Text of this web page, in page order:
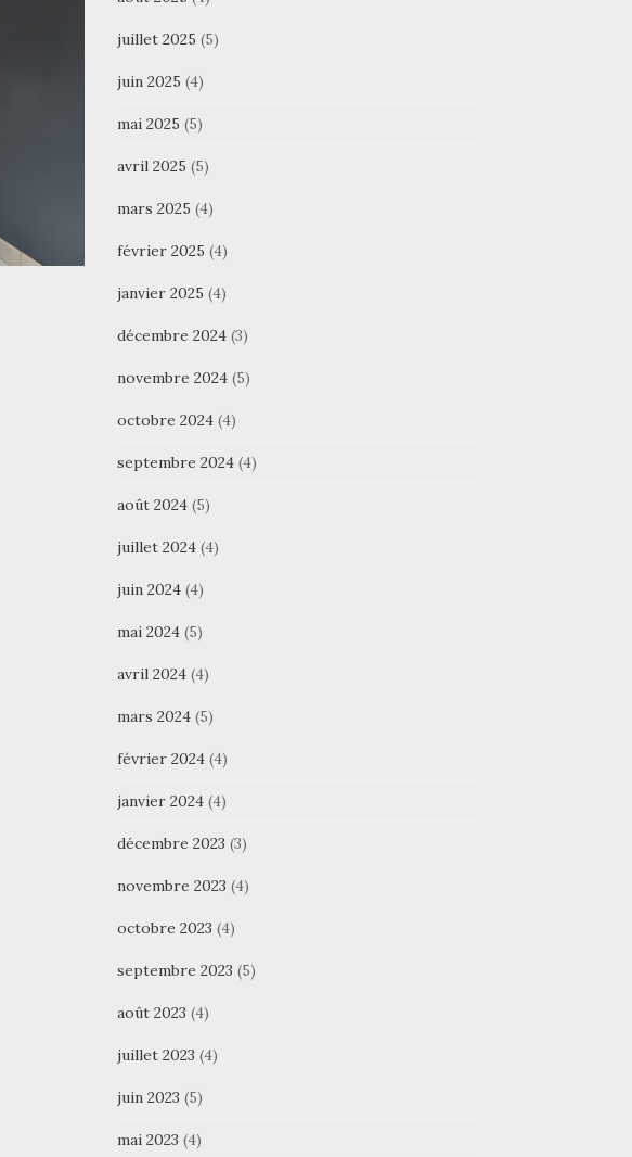
juillet 2025 (5)
juin 2025 (4)
mai 2025 (5)
avril 2025 (5)
mars 2025 (4)
février 2025 (4)
janvier 2025 (4)
décembre 2024(3)
novembre 2024(5)
octobre 2024(4)
septembre 2024(4)
août 2024(5)
juillet 2024(4)
juin 2024(4)
mai 2024(5)
avril 2024(4)
mars 2024(5)
février 2024(4)
janvier 2024(4)
décembre 2023 (3)
novembre 2023 (4)
octobre 2023 (4)
septembre 2023 (5)
août 2023 (4)
juillet 2023 (4)
juin 2023 (5)
mai 2023 (4)